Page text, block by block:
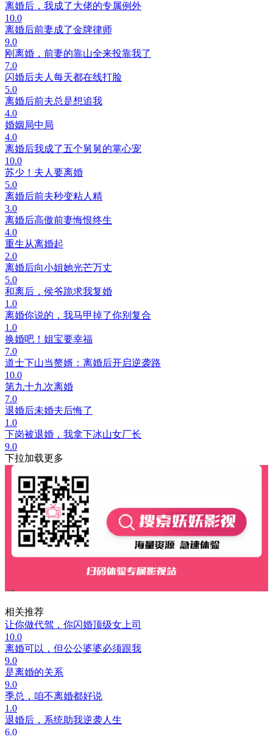
离婚后，我成了大佬的专属例外
10.0
离婚后前妻成了金牌律师
9.0
刚离婚，前妻的靠山全来投靠我了
7.0
闪婚后夫人每天都在线打脸
5.0
离婚后前夫总是想追我
4.0
婚姻局中局
4.0
离婚后我成了五个舅舅的掌心宠
10.0
苏少！夫人要离婚
5.0
离婚后前夫秒变粘人精
3.0
离婚后高傲前妻悔恨终生
4.0
重生从离婚起
2.0
离婚后向小姐她光芒万丈
5.0
和离后，侯爷跪求我复婚
1.0
离婚你说的，我马甲掉了你别复合
1.0
换婚吧！姐宝要幸福
7.0
道士下山当赘婿：离婚后开启逆袭路
10.0
第九十九次离婚
7.0
退婚后未婚夫后悔了
1.0
下岗被退婚，我拿下冰山女厂长
9.0
下拉加载更多
相关推荐
让你做代驾，你闪婚顶级女上司
10.0
离婚可以，但公公婆婆必须跟我
9.0
是离婚的关系
9.0
季总，咱不离婚都好说
1.0
退婚后，系统助我逆袭人生
6.0